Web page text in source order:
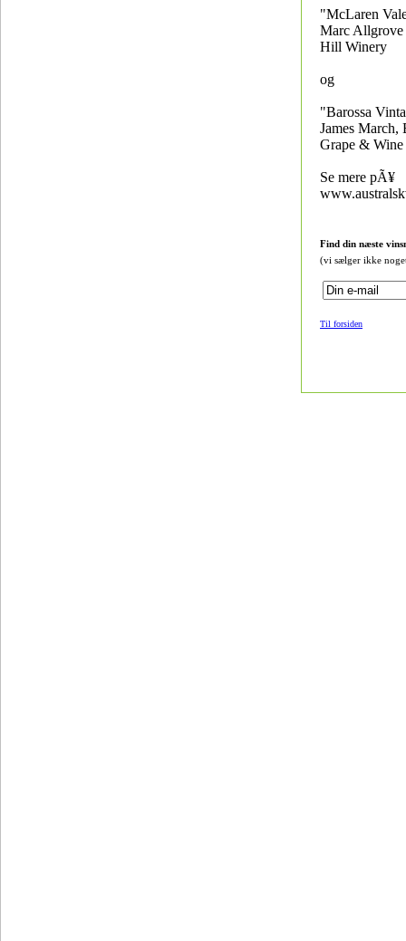
"McLaren
Marc Allgrove
Hill Winery
og
"Barossa
James March,
Grape & Wine
Se mere pÃ¥
Find din næste
(vi sælger ikke
Til forsiden